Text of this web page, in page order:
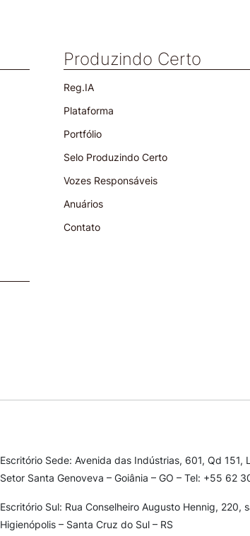
Produzindo Certo
Reg.IA
Plataforma
Portfólio
Selo Produzindo Certo
Vozes Responsáveis
Anuários
Contato
Escritório Sede: Avenida das Indústrias, 601, Qd 151,
Setor Santa Genoveva – Goiânia – GO – Tel: +55 62
Escritório Sul: Rua Conselheiro Augusto Hennig, 220,
Higienópolis – Santa Cruz do Sul – RS